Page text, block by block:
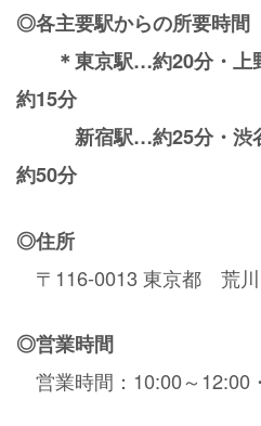
◎各主要駅からの所要時間
＊東京駅…約20分・上
約15分
新宿駅…約25分・渋
約50分
◎住所
〒116-0013 東京都 荒川
◎営業時間
営業時間：10:00～12:00